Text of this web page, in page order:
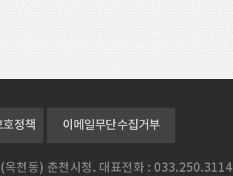
정책 이메일무단수집거부
천동) 춘천시청. 대표전화 : 033.250.3114